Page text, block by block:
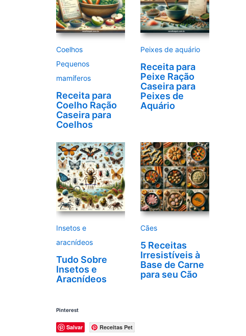
Coelhos
Pequenos
mamíferos
Receita para
Coelho Ração
Caseira para
Coelhos
Peixes de aquário
Receita para
Peixe Ração
Caseira para
Peixes de
Aquário
Insetos e
aracnídeos
Tudo Sobre
Insetos e
Aracnídeos
Cães
5 Receitas
Irresistíveis à
Base de Carne
para seu Cão
Pinterest
Salvar Receitas Pet